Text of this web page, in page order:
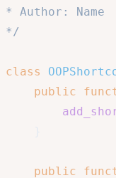
* Author: Name
*/
class
public
public